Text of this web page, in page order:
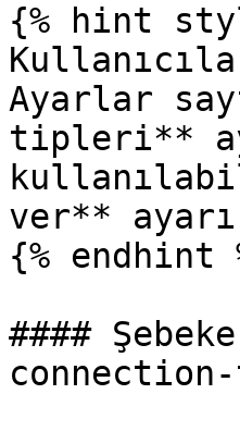
{% hint
Ayarlar
tipleri**
ver**
{% endhint
####